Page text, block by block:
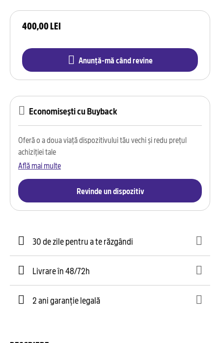
400,00 LEI
Anunță-mă când revine
Economisești cu Buyback
Oferă o a doua viață dispozitivului tău vechi și redu prețul
achiziției tale
Află mai multe
Revinde un dispozitiv
30 de zile pentru a te răzgândi
Livrare în 48/72h
2 ani garanție legală